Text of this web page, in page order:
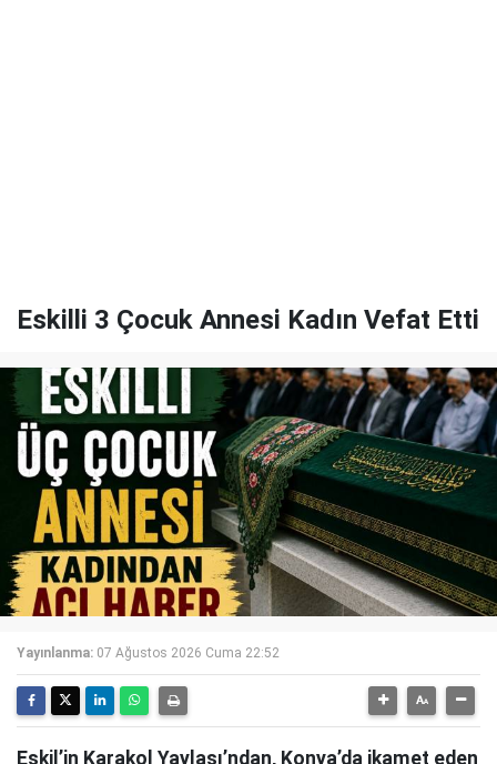
Eskilli 3 Çocuk Annesi Kadın Vefat Etti
Yayınlanma: 07 Ağustos 2026 Cuma 22:52
Eskil’in Karakol Yaylası’ndan, Konya’da ikamet eden